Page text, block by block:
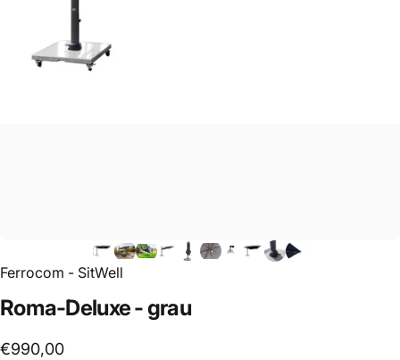
Ferrocom - SitWell
Roma-Deluxe-grau
€990,00